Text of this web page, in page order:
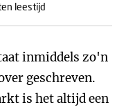
leestijd
inmiddels zo'n
geschreven.
is het altijd een